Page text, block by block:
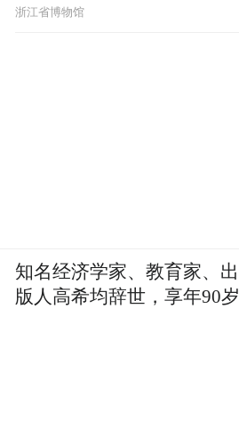
浙江省博物馆
知名经济学家、教育家、出
版人高希均辞世，享年90岁